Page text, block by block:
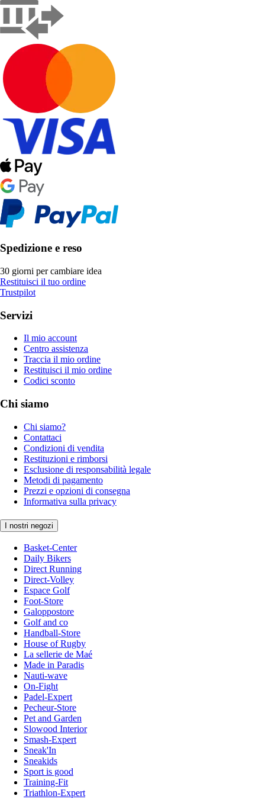
Spedizione e reso
30 giorni per cambiare idea
Restituisci il tuo ordine
Trustpilot
Servizi
Il mio account
Centro assistenza
Traccia il mio ordine
Restituisci il mio ordine
Codici sconto
Chi siamo
Chi siamo?
Contattaci
Condizioni di vendita
Restituzioni e rimborsi
Esclusione di responsabilità legale
Metodi di pagamento
Prezzi e opzioni di consegna
Informativa sulla privacy
I nostri negozi
Basket-Center
Daily Bikers
Direct Running
Direct-Volley
Espace Golf
Foot-Store
Galoppostore
Golf and co
Handball-Store
House of Rugby
La sellerie de Maé
Made in Paradis
Nauti-wave
On-Fight
Padel-Expert
Pecheur-Store
Pet and Garden
Slowood Interior
Smash-Expert
Sneak'In
Sneakids
Sport is good
Training-Fit
Triathlon-Expert